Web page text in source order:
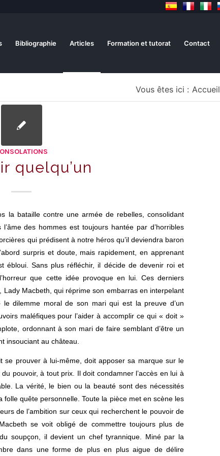
Bibliographie Articles Formation et tutorat Contact
Vous êtes ici : Accueil
quelqu’un
la bataille contre une armée de rebelles, consolidant
des hommes est toujours hantée par d’horribles
qui prédisent à notre héros qu’il deviendra baron
surpris et doute, mais rapidement, en apprenant
ébloui. Sans plus réfléchir, il décide de devenir roi et
que cette idée provoque en lui. Ces derniers
Macbeth, qui réprime son embarras en interpelant
dilemme moral de son mari qui est la preuve d’un
maléfiques pour l’aider à accomplir ce qui « doit »
ordonnant à son mari de faire semblant d’être un
insouciant au château.
se prouver à lui-même, doit apposer sa marque sur le
pouvoir, à tout prix. Il doit condamner l’accès en lui à
La vérité, le bien ou la beauté sont des nécessités
folle quête personnelle. Toute la pièce met en scène les
de l’ambition sur ceux qui recherchent le pouvoir de
se voit obligé de commettre toujours plus de
soupçon, il devient un chef tyrannique. Miné par la
dans une forme de plus en plus aigue de délire